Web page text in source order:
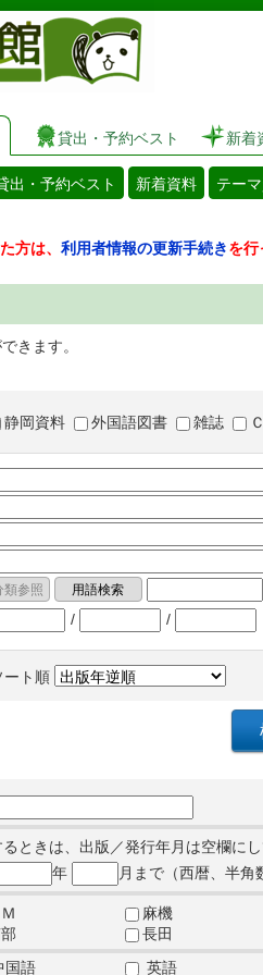
図書館 蔵書検
貸出・予約ベスト 新着
出・予約ベスト 新着資料 テー
方は、 利用者情報の更新手続きを行
きます。
静岡資料 外国語図書 雑誌
/ /
ート順
ときは、出版／発行年月は空欄にし
年 月まで（西暦、半角
麻機
長田
国語 英語